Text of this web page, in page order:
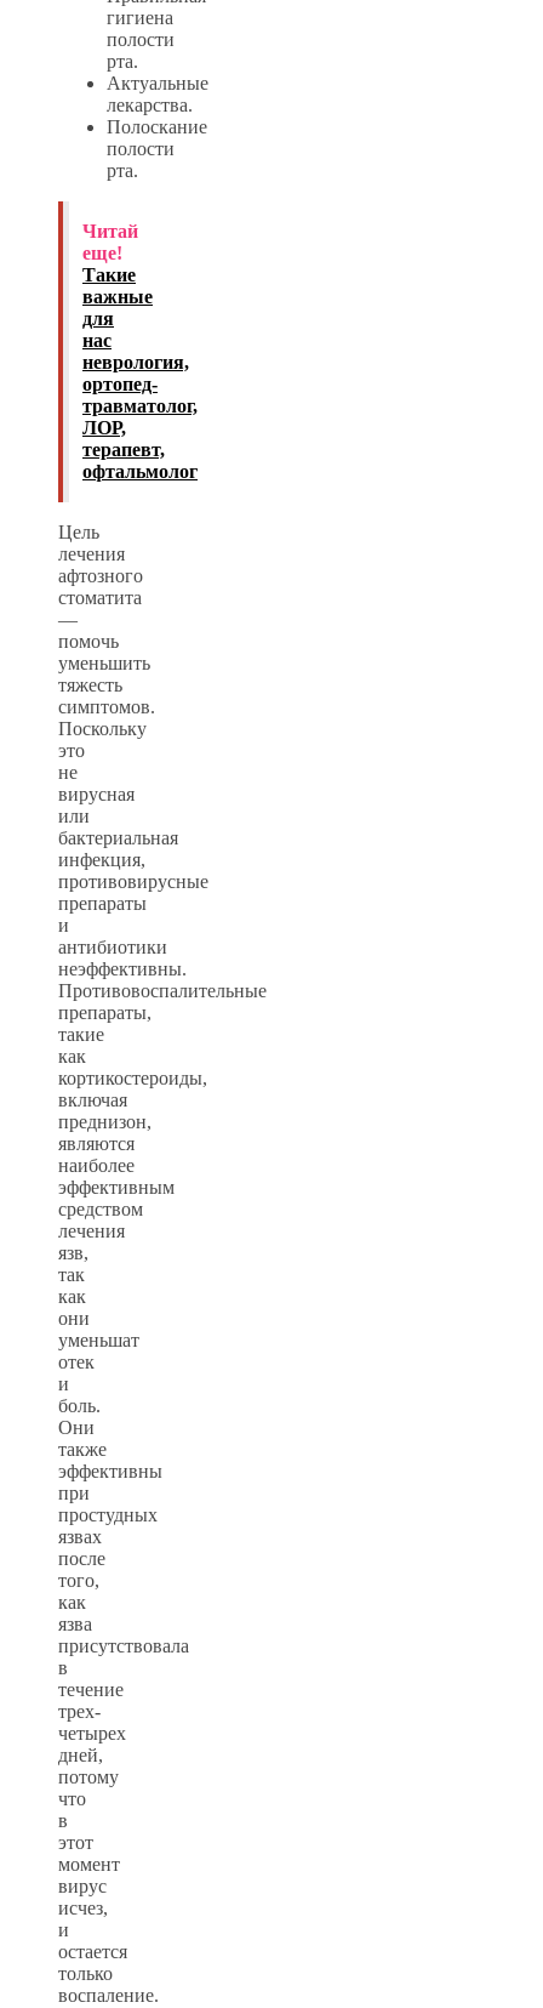
гигиена
полости
рта.
Актуальные
лекарства.
Полоскание
полости
рта.
Читай
еще!
Такие
важные
для
нас
неврология,
ортопед-
травматолог,
ЛОР,
терапевт,
офтальмолог
Цель
лечения
афтозного
стоматита
—
помочь
уменьшить
тяжесть
симптомов.
Поскольку
это
не
вирусная
или
бактериальная
инфекция,
противовирусные
препараты
и
антибиотики
неэффективны.
Противовоспалительные
препараты,
такие
как
кортикостероиды,
включая
преднизон,
являются
наиболее
эффективным
средством
лечения
язв,
так
как
они
уменьшат
отек
и
боль.
Они
также
эффективны
при
простудных
язвах
после
того,
как
язва
присутствовала
в
течение
трех-
четырех
дней,
потому
что
в
этот
момент
вирус
исчез,
и
остается
только
воспаление.